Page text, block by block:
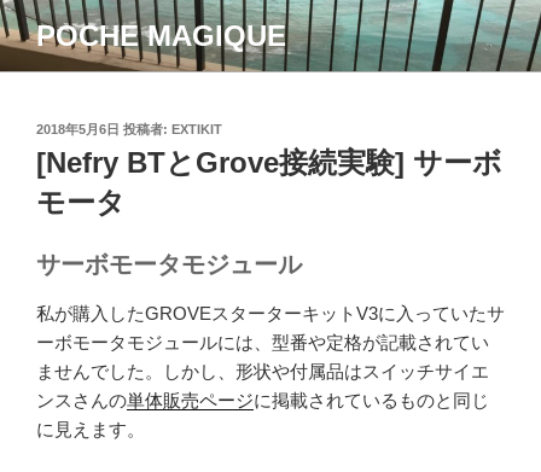
コ
ン
テ
POCHE MAGIQUE
投
稿
日:
2018年5月6日 投稿者: EXTIKIT
[Nefry BTとGrove接続実験] サーボ
モータ
サーボモータモジュール
私が購入したGROVEスターターキットV3に入っていたサ
ーボモータモジュールには、型番や定格が記載されてい
ませんでした。しかし、形状や付属品はスイッチサイエ
ンスさんの単体販売ページに掲載されているものと同じ
に見えます。